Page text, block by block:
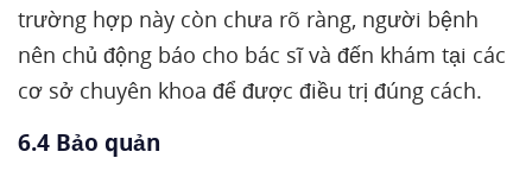
trường hợp này còn chưa rõ ràng, người bệnh
nên chủ động báo cho bác sĩ và đến khám tại các
cơ sở chuyên khoa để được điều trị đúng cách.
6.4 Bảo quản